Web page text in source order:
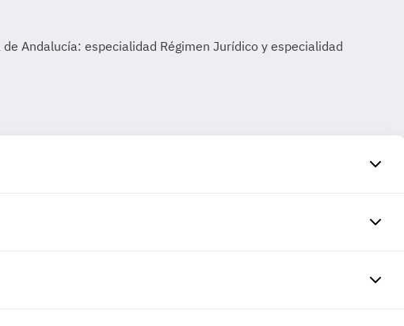
Andalucía: especialidad Régimen Jurídico y especialidad